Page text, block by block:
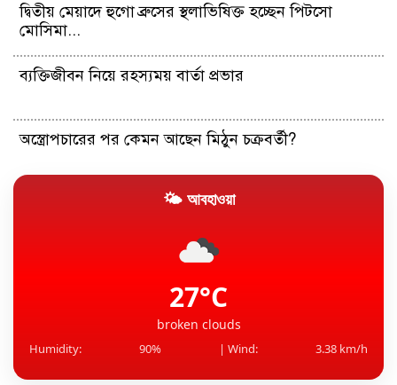
দ্বিতীয় মেয়াদে হুগো ব্রুসের স্থলাভিষিক্ত হচ্ছেন পিটসো
মোসিমা...
ব্যক্তিজীবন নিয়ে রহস্যময় বার্তা প্রভার
অস্ত্রোপচারের পর কেমন আছেন মিঠুন চক্রবর্তী?
যুক্তরাষ্ট্রের চাকরি বাজারের মন্দা কাটছে না
অবসরের বিষয়টি মেসির একান্তই নিজের: আর্জেন্টাইন ফুটবল
🌤 আবহাওয়া
27°C
broken clouds
Humidity: 90% | Wind: 3.38 km/h